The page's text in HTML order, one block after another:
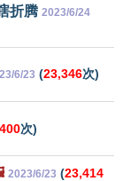
折腾 2023/6/24
6/23 (23,346次)
次)
2023/6/23 (23,414